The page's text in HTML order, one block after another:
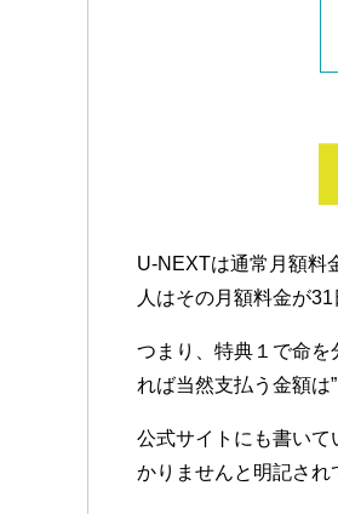
U-NEXTは通常月額料
人はその月額料金が31
つまり、特典１で命
れば当然支払う金額は
公式サイトにも書い
かりませんと明記され